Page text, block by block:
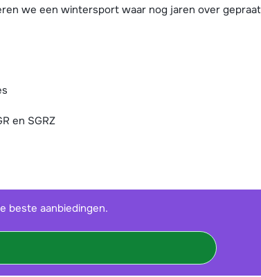
maar enkel voor het versturen van
we een wintersport waar nog jaren over gepraat
en SGRZ
beste aanbiedingen.